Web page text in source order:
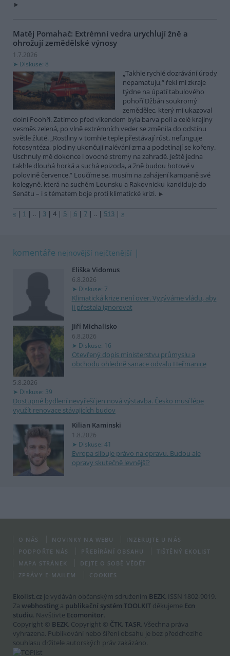
Matěj Pomahač: Extrémní vedra urychlují žně a
ohrožují zemědělské výnosy
1.7.2026
Diskuse: 8
„Takhle rychlé dozrávání úrody
nepamatuju,“ řekl mi zkraje
týdne na úpatí tabulového
pohoří Džbán soukromý
zemědělec, který mi ukazoval
dolní Poohří. Zatímco před víkendem byla barva polí a celé krajiny
vesměs zelená, po vlně extrémních veder se změnila do odstínu
světle žluté. „Rostliny v tomhle teple přestávají růst, nefunguje
fotosyntéza, plodiny ukončují nalévání zrna a podetínají se kořeny.
Uschnuly mě dokonce i ovocné stromy na zahradě. Ještě jedna
takhle dlouhá horká a suchá epizoda, a žně budou hotové v
polovině července.“ Loučíme se, musím na zahájení kampaně své
kolegyně, která na suchém Lounsku a Rakovnicku kandiduje do
Senátu – i s tématem boje proti klimatické krizi.
« | 1 | .. | 3 | 4 | 5 | 6 | 7 | .. | 513 | »
komentáře nejnovější nejčtenější
Eliška Vidomus
6.8.2026
Diskuse: 7
Klimatická krize není over. Vyzýváme vládu, aby
ji přestala ignorovat
Jiří Michalisko
6.8.2026
Diskuse: 16
Otevřený dopis ministerstvu průmyslu a
obchodu ohledně sanace odvalu Heřmanice
5.8.2026
Diskuse: 39
Dostupné bydlení nevyřeší jen nová výstavba. Česko musí lépe
využít renovace stávajících budov
Kilian Kaminski
1.8.2026
Diskuse: 41
Evropa slibuje právo na opravu. Budou ale
opravy skutečně levnější?
O NÁS NOVINKY NA WEBU
INZERUJTE U NÁS
PODPOŘTE NÁS
PŘEBÍRÁNÍ OBSAHU
TIŠTĚNÝ EKOLIST
MAPA STRÁNEK
DEJTE O SOBĚ VĚDĚT
ZPRÁVY E-MAILEM
COOKIES
Ekolist.cz je vydáván občanským sdružením BEZK. ISSN 1802-9019.
Za webhosting a publikační systém TOOLKIT děkujeme Ecn
studiu. Navštivte Ecomonitor.
Copyright © BEZK. Copyright © ČTK, TASR. Všechna práva
vyhrazena. Publikování nebo šíření obsahu je bez předchozího
souhlasu držitele autorských práv zakázáno.